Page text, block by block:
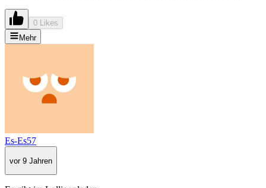
0 Likes
Mehr
Es-Es57
vor 9 Jahren